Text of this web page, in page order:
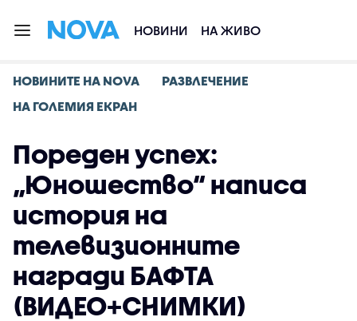
НОВИНИ НА ЖИВО
НОВИНИТЕ НА NOVA
РАЗВЛЕЧЕНИЕ
НА ГОЛЕМИЯ ЕКРАН
Пореден успех:
„Юношество“ написа
история на
телевизионните
награди БАФТА
(ВИДЕО+СНИМКИ)